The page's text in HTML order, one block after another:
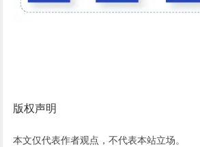
版权声明
本文仅代表作者观点，不代表本站立场。